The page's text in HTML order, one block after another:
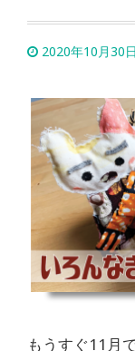
2020年10月30日
もうすぐ11月